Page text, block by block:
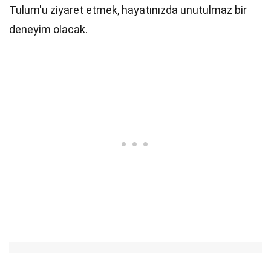
Tulum'u ziyaret etmek, hayatınızda unutulmaz bir
deneyim olacak.